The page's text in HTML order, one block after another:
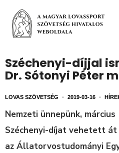
Széchenyi-díjjal
Dr. Sótonyi Péter
LOVAS SZÖVETSÉG • 2019-03-16 •
Nemzeti ünnepünk,
Széchenyi-díjat vehetett
az Állatorvostudományi